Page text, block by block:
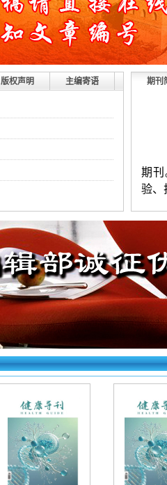
版权声明 主编寄语 期刊
期
验、
练，
（4
介。
对录
右上
失败
如下